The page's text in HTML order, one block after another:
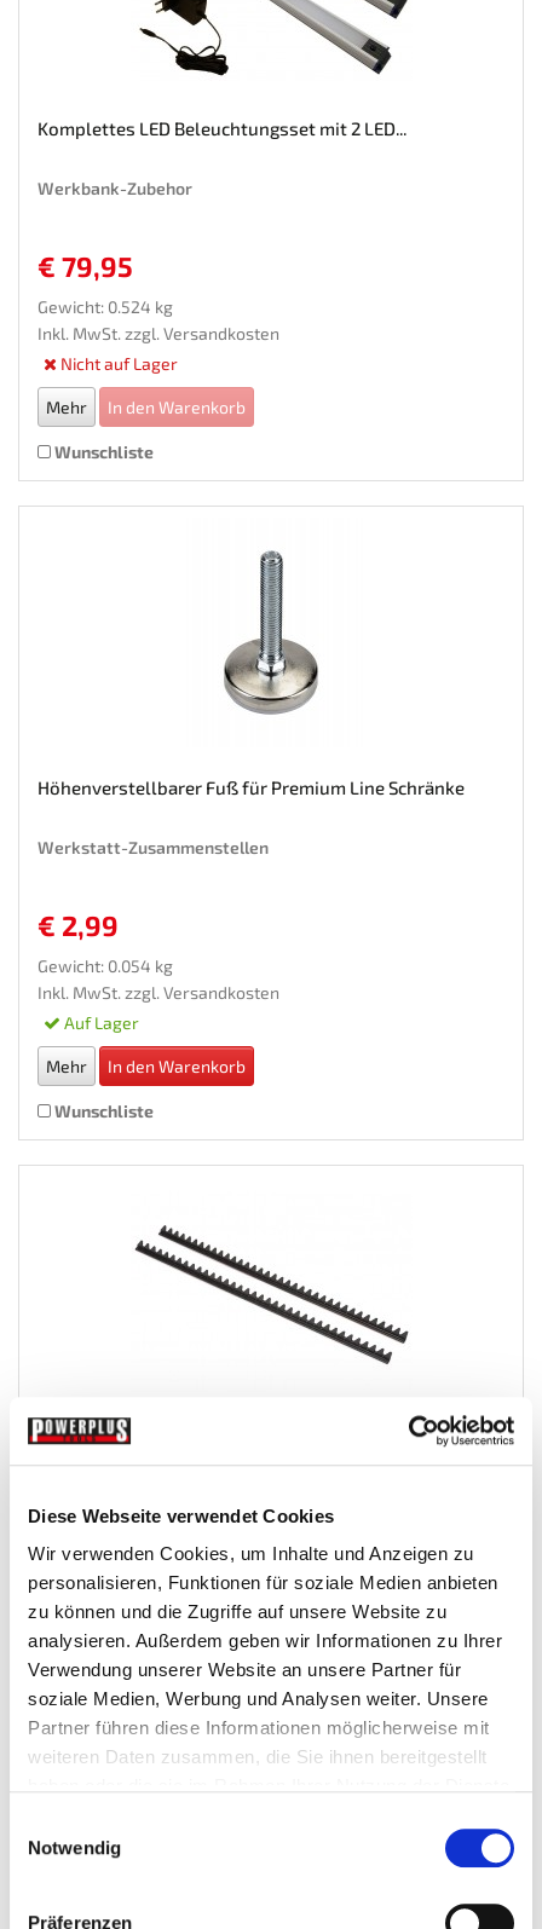
Diese Webseite verwendet Cookies
Wir verwenden Cookies, um Inhalte und Anzeigen zu
personalisieren, Funktionen für soziale Medien anbieten
zu können und die Zugriffe auf unsere Website zu
analysieren. Außerdem geben wir Informationen zu Ihrer
Verwendung unserer Website an unsere Partner für
soziale Medien, Werbung und Analysen weiter. Unsere
Partner führen diese Informationen möglicherweise mit
weiteren Daten zusammen, die Sie ihnen bereitgestellt
Notwendig
Präferenzen
Komplettes LED Beleuchtungsset mit 2 LED...
Werkbank-Zubehor
€ 79,95
Gewicht: 0.524 kg
Inkl. MwSt. zzgl. Versandkosten
Nicht auf Lager
Mehr In den Warenkorb
Wunschliste
Höhenverstellbarer Fuß für Premium Line Schränke
Werkstatt-Zusammenstellen
€ 2,99
Gewicht: 0.054 kg
Inkl. MwSt. zzgl. Versandkosten
Auf Lager
Mehr In den Warenkorb
Wunschliste
Werkstattwagen sortieren mit diese...
Einsaetze-Fuer-Werkstattwagen
€ 4,90
Gewicht: 0.132 kg
Inkl. MwSt. zzgl.Versandkosten
Auf Lager
Mehr In den Warenkorb
Wunschliste